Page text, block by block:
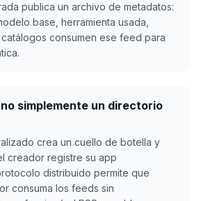
publica un archivo de metadatos:
base, herramienta usada,
catálogos consumen ese feed para
no simplemente un directorio
crea un cuello de botella y
creador registre su app
distribuido permite que
consuma los feeds sin